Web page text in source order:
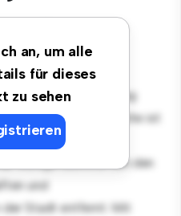
an, um alle
für dieses
zu sehen
Rückzugsort in
moderne 3
einen stilvollen und
offene Raumaufteilung
und die elegante Küche ist
Dank der
wenige Schritte von den
und
der Stadt entfernt. Mit